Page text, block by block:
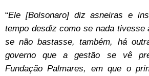
“Ele [Bolsonaro] diz asneiras e
tempo desdiz como se nada tivesse
se não bastasse, também, há
governo que a gestão se vê
Fundação Palmares, em que o